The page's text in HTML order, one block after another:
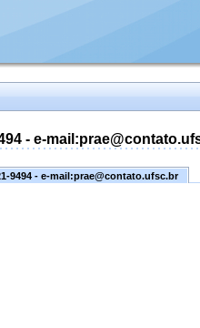
- e-
9494 - e-mail:prae@contato.ufsc.br